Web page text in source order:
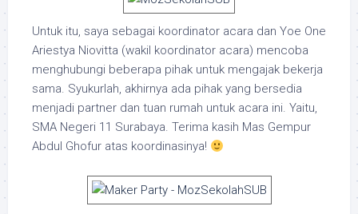
Untuk itu, saya sebagai koordinator acara dan Yoe One
Ariestya Niovitta (wakil koordinator acara) mencoba
menghubungi beberapa pihak untuk mengajak bekerja
sama. Syukurlah, akhirnya ada pihak yang bersedia
menjadi partner dan tuan rumah untuk acara ini. Yaitu,
SMA Negeri 11 Surabaya. Terima kasih Mas Gempur
Abdul Ghofur atas koordinasinya!